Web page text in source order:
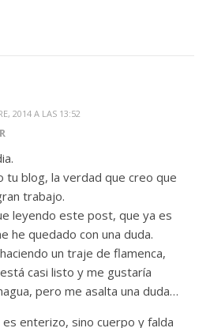
2014 A LAS 13:52
tu blog, la verdad que creo que
trabajo.
leyendo este post, que ya es
he quedado con una duda.
un traje de flamenca,
casi listo y me gustaría
pero me asalta una duda…
es enterizo, sino cuerpo y falda